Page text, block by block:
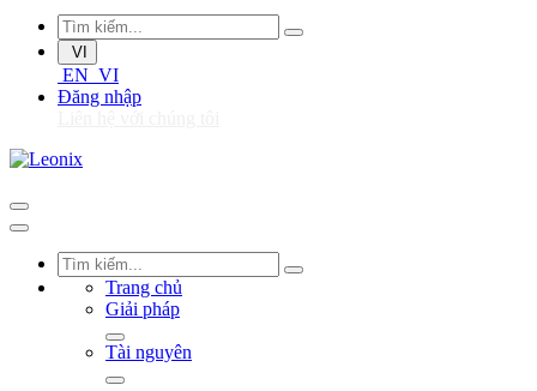
VI
EN VI
Đăng nhập
Trang chủ
Giải pháp
Tài nguyên